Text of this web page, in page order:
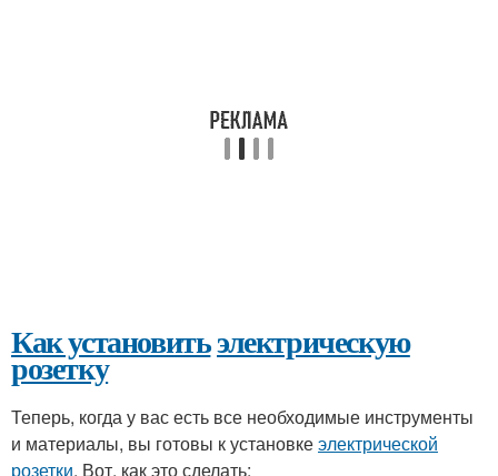
Как установитьэлектрическую
розетку
Теперь, когда у вас есть все необходимые инструменты
и материалы, вы готовы к установкеэлектрической
розетки. Вот, как это сделать: